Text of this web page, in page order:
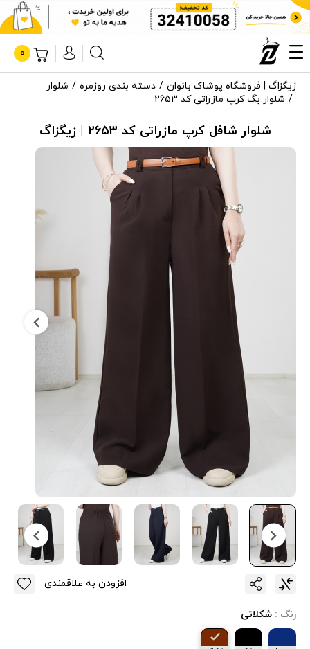
0
زیگزاگ | فروشگاه پوشاک بانوان دسته بندی روزمره
شلوار
شلوار بگ کرپ مازراتی کد 2653
رنگ : شکلاتی
شلوار شافل کرپ مازراتی کد 2653 | زیگزاگ
افزودن به علاقمندی